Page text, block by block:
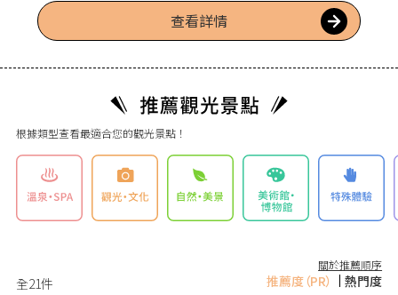
受到文化的氣息。
查看詳情
根據類型查看最適合您的觀光景點！
關於推薦順序
全21件 推薦度 （PR） 熱門度